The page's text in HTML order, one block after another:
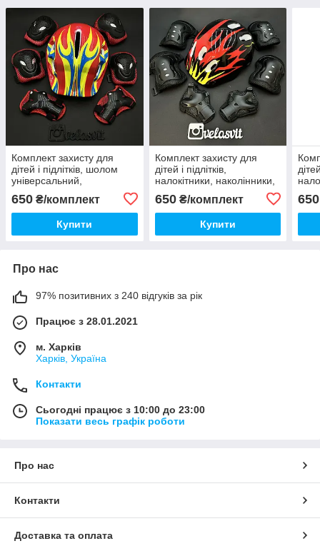
Комплект захисту для
дітей і підлітків, шолом
універсальний,
налокітники, наколінники,
рукавички + ШЛЕМ
650 ₴/комплект
Купити
Комплект захисту для
дітей і підлітків,
налокітники, наколінники,
650₴/комплект
Купити
650
Про нас
97% позитивних з 240 відгуків за рік
Працює з 28.01.2021
м. Харків
Харків, Україна
Контакти
Сьогодні працює з 10:00 до 23:00
Показати весь графік роботи
Про нас
Контакти
Доставка та оплата